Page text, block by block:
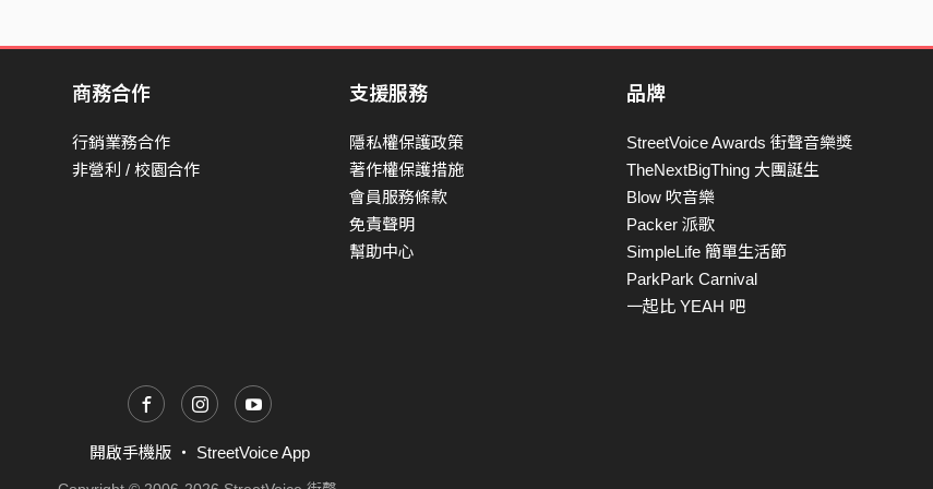
商務合作
行銷業務合作
非營利 / 校園合作
支援服務
隱私權保護政策
著作權保護措施
會員服務條款
免責聲明
幫助中心
品牌
StreetVoice Awards 街聲音樂獎
TheNextBigThing 大團誕生
Blow 吹音樂
Packer 派歌
SimpleLife 簡單生活節
ParkPark Carnival
一起比 YEAH 吧
開啟手機版 ・ StreetVoice App